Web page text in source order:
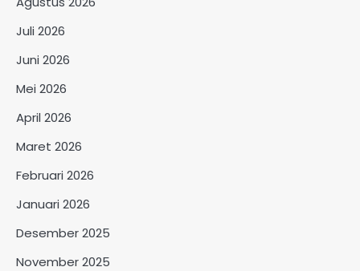
Juli 2026
Juni 2026
Mei 2026
April 2026
Maret 2026
Februari 2026
Januari 2026
Desember 2025
November 2025